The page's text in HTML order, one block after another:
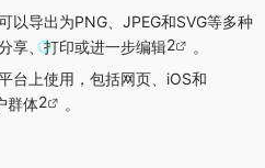
以导出为PNG、JPEG和SVG等多种
享、打印或进一步编辑2
。
台上使用，包括网页、iOS和
群体2 。